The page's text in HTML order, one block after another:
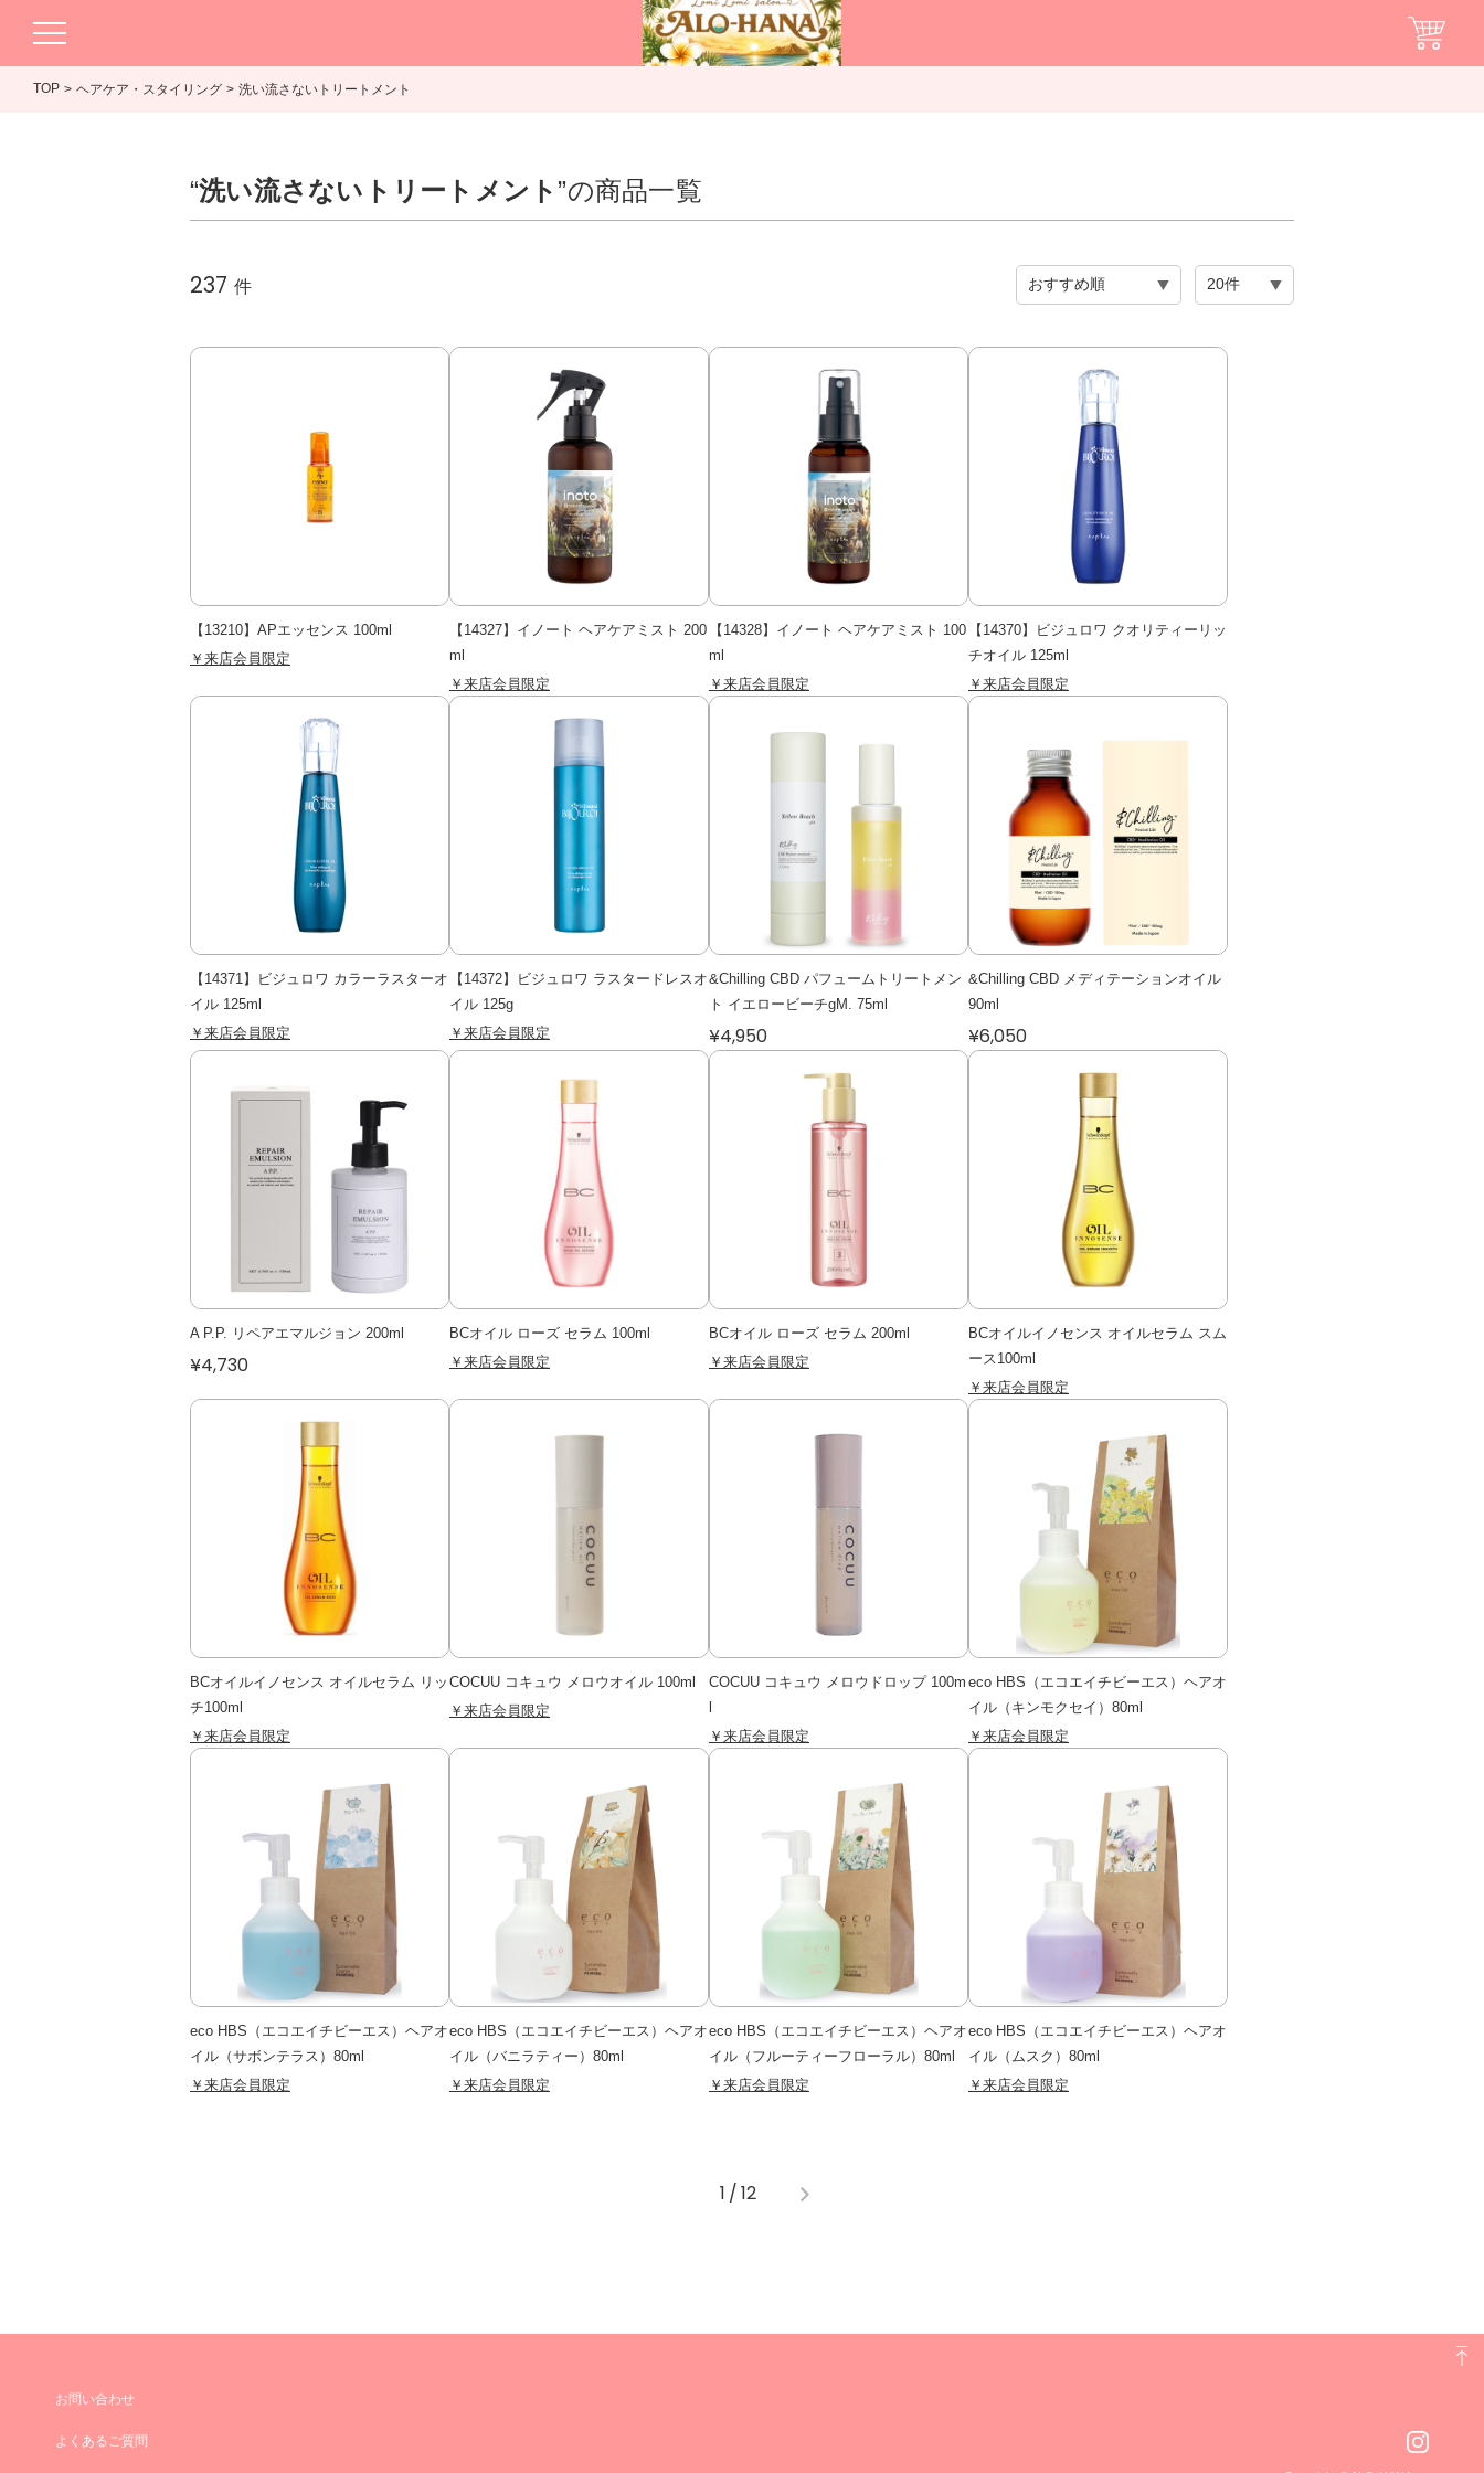
TOP ヘアケア・スタイリング 洗い流さないトリートメント
“洗い流さないトリートメント ”の商品一覧
237 件
【13210】APエッセンス 100ml
￥来店会員限定
【14327】イノート ヘアケアミスト 200
ml
￥来店会員限定
【14328】イノート ヘアケアミスト 100
ml
￥来店会員限定
【14370】ビジュロワ クオリティーリッ
チオイル 125ml
￥来店会員限定
【14371】ビジュロワ カラーラスターオ
イル 125ml
￥来店会員限定
【14372】ビジュロワ ラスタードレスオ
イル 125g
￥来店会員限定
&Chilling CBD パフュームトリートメン
ト イエロービーチgM. 75ml
¥4,950
&Chilling CBD メディテーションオイル
90ml
¥6,050
A P.P. リペアエマルジョン 200ml
¥4,730
BCオイル ローズ セラム 100ml
￥来店会員限定
BCオイル ローズ セラム 200ml
￥来店会員限定
BCオイルイノセンス オイルセラム スム
ース100ml
￥来店会員限定
BCオイルイノセンス オイルセラム リッ
チ100ml
￥来店会員限定
COCUU コキュウ メロウオイル 100ml
￥来店会員限定
COCUU コキュウ メロウドロップ 100m
￥来店会員限定
eco HBS（エコエイチビーエス）ヘアオ
イル（キンモクセイ）80ml
￥来店会員限定
eco HBS（エコエイチビーエス）ヘアオ
イル（サボンテラス）80ml
￥来店会員限定
eco HBS（エコエイチビーエス）ヘアオ
イル（バニラティー）80ml
￥来店会員限定
eco HBS（エコエイチビーエス）ヘアオ
イル（フルーティーフローラル）80ml
￥来店会員限定
eco HBS（エコエイチビーエス）ヘアオ
イル（ムスク）80ml
￥来店会員限定
1 /12
お問い合わせ
よくあるご質問